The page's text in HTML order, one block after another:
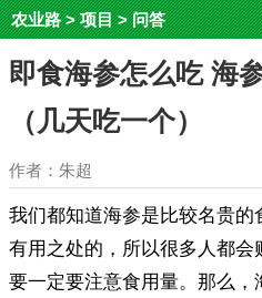
农业路>项目>问答
即食海参怎么吃 海
（几天吃一个）
作者：朱超
我们都知道海参是比较名贵
有用之处的，所以很多人都
要一定要注意食用量。那么